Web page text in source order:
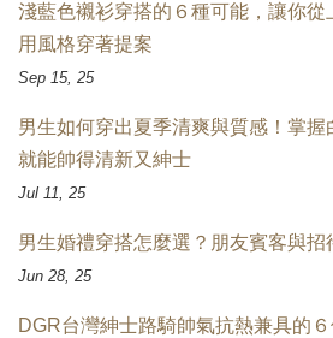
淺藍色襯衫穿搭的６種可能，讓你
用風格穿著提案
Sep 15, 25
男生如何穿出夏季清爽與質感！掌握
就能帥得清新又紳士
Jul 11, 25
男生婚禮穿搭怎麼選？朋友賓客與招
Jun 28, 25
DGR台灣紳士路騎帥氣抗熱兼具的